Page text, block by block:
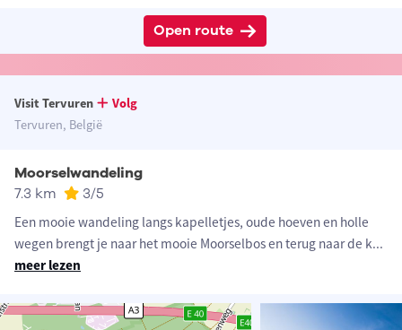
Open route
Visit Tervuren
Volg
Tervuren, België
Moorselwandeling
7.3 km 3/5
Een mooie wandeling langs kapelletjes, oude hoeven en holle
wegen brengt je naar het mooie Moorselbos en terug naar de k...
meer lezen